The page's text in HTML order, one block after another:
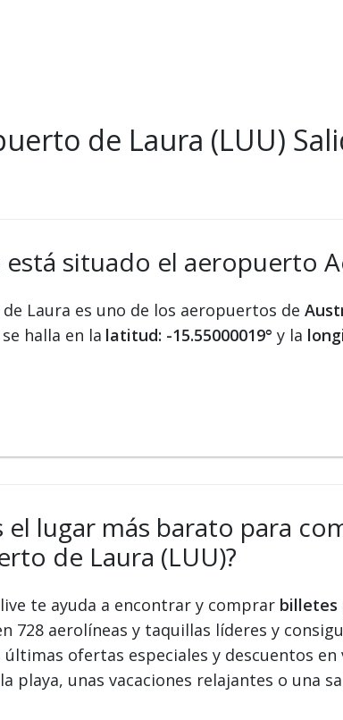
de Laura (LUU)
está situado el aeropuerto
Laura es uno de los aeropuertos de
halla en la latitud: -15.55000019° y la
el lugar más barato para
de Laura (LUU)?
te ayuda a encontrar y comprar billetes
728 aerolíneas y taquillas líderes y
ofertas especiales y descuentos
playa, unas vacaciones relajantes o una